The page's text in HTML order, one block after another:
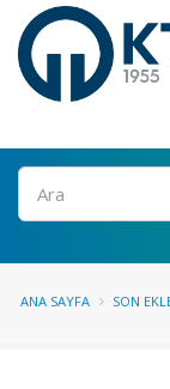
Ara
ANA SAYFA SON